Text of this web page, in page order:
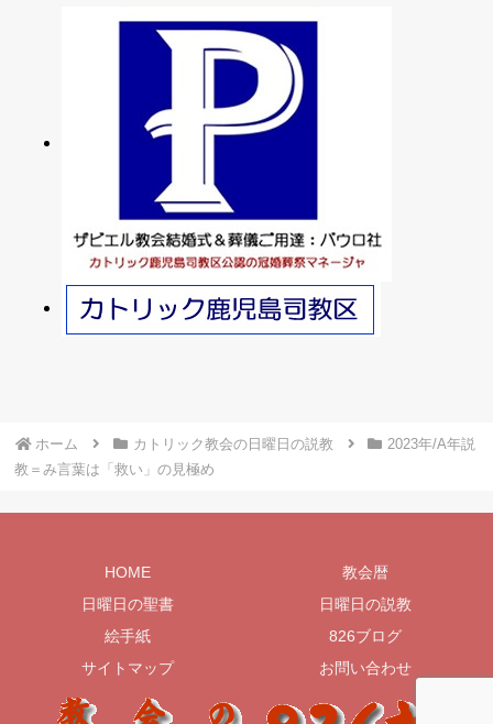
ホーム カトリック教会の日曜日の説教
2023年/A年説
教＝み言葉は「救い」の見極め
HOME
教会暦
日曜日の聖書
日曜日の説教
絵手紙
826ブログ
サイトマップ
お問い合わせ